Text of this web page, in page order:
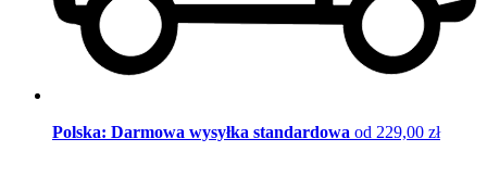
Polska: Darmowa wysyłka standardowa od 229,00 zł